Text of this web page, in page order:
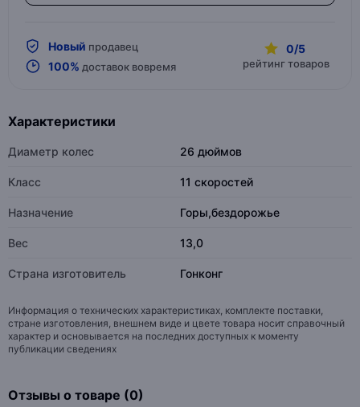
Новый продавец
100% доставок вовремя
0/5
рейтинг товаров
Характеристики
Диаметр колес 26 дюймов
Класс 11 скоростей
Назначение Горы,бездорожье
Вес 13,0
Страна изготовитель Гонконг
Информация о технических характеристиках, комплекте поставки,
стране изготовления, внешнем виде и цвете товара носит справочный
характер и основывается на последних доступных к моменту
публикации сведениях
Отзывы о товаре (0)